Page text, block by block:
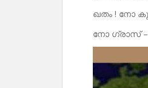
ഖതം ! നോ
നോ ഗ്രാസ് –